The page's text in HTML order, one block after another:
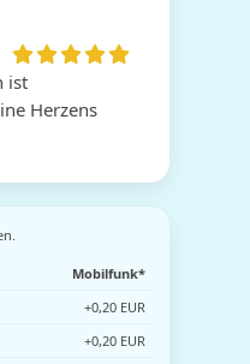
ist
Herzens
Mobilfunk*
+0,20 EUR
+0,20 EUR